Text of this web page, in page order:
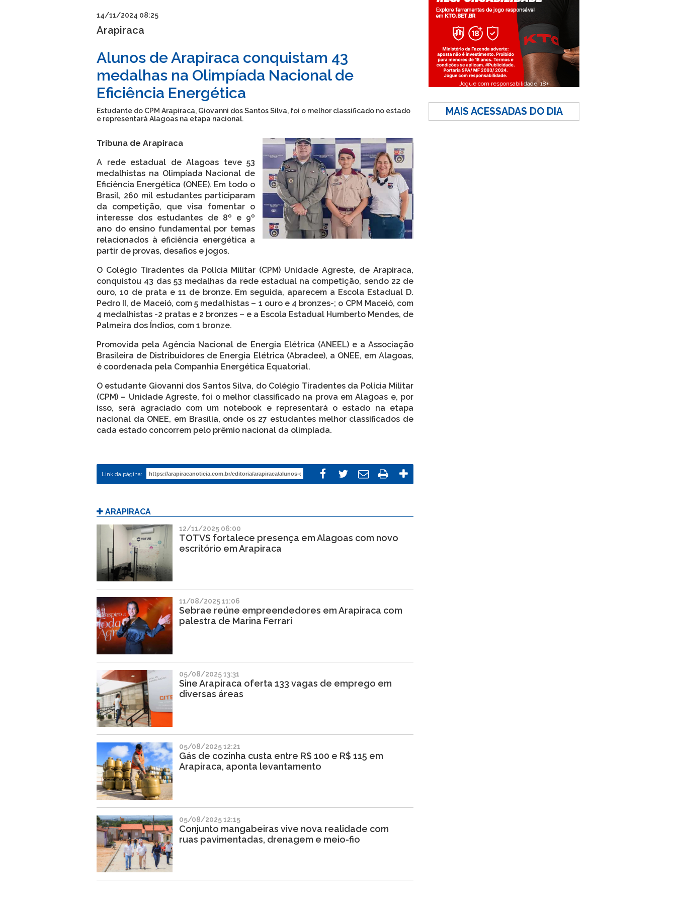
14/11/2024 08:25
Arapiraca
Alunos de Arapiraca conquistam 43
medalhas na Olimpíada Nacional de
Eficiência Energética
Estudante do CPM Arapiraca, Giovanni dos Santos Silva, foi o melhor classificado no estado
e representará Alagoas na etapa nacional.
Tribuna de Arapiraca
A rede estadual de Alagoas teve 53
medalhistas na Olimpíada Nacional de
Eficiência Energética (ONEE). Em todo o
Brasil, 260 mil estudantes participaram
da competição, que visa fomentar o
interesse dos estudantes de 8º e 9º
ano do ensino fundamental por temas
relacionados à eficiência energética a
partir de provas, desafios e jogos.
O Colégio Tiradentes da Polícia Militar (CPM) Unidade Agreste, de Arapiraca,
conquistou 43 das 53 medalhas da rede estadual na competição, sendo 22 de
ouro, 10 de prata e 11 de bronze. Em seguida, aparecem a Escola Estadual D.
Pedro II, de Maceió, com 5 medalhistas – 1 ouro e 4 bronzes-; o CPM Maceió, com
4 medalhistas -2 pratas e 2 bronzes – e a Escola Estadual Humberto Mendes, de
Palmeira dos Índios, com 1 bronze.
Promovida pela Agência Nacional de Energia Elétrica (ANEEL) e a Associação
Brasileira de Distribuidores de Energia Elétrica (Abradee), a ONEE, em Alagoas,
é coordenada pela Companhia Energética Equatorial.
O estudante Giovanni dos Santos Silva, do Colégio Tiradentes da Polícia Militar
(CPM) – Unidade Agreste, foi o melhor classificado na prova em Alagoas e, por
isso, será agraciado com um notebook e representará o estado na etapa
nacional da ONEE, em Brasília, onde os 27 estudantes melhor classificados de
cada estado concorrem pelo prêmio nacional da olimpíada.
Link da página:
ARAPIRACA
12/11/2025 06:00
TOTVS fortalece presença em Alagoas com novo
escritório em Arapiraca
11/08/2025 11:06
Sebrae reúne empreendedores em Arapiraca com
palestra de Marina Ferrari
05/08/2025 13:31
Sine Arapiraca oferta 133 vagas de emprego em
diversas áreas
05/08/2025 12:21
Gás de cozinha custa entre R$ 100 e R$ 115 em
Arapiraca, aponta levantamento
05/08/2025 12:15
Conjunto mangabeiras vive nova realidade com
ruas pavimentadas, drenagem e meio-fio
Jogue com responsabilidade. 18+
MAIS ACESSADAS DO DIA